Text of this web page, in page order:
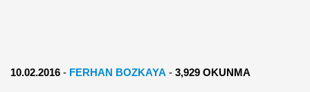
10.02.2016 - FERHAN BOZKAYA - 3,929 OKUNMA